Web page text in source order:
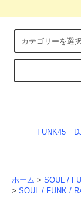
FUNK45
ホーム > SOUL /
> SOUL / FUNK /